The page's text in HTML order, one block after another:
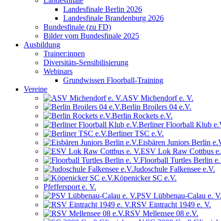
Landesfinale Berlin 2026
Landesfinale Brandenburg 2026
Bundesfinale (zu FD)
Bilder vom Bundesfinale 2025
Ausbildung
Trainer:innen
Diversitäts-Sensibilisierung
Webinars
Grundwissen Floorball-Training
Vereine
ASV Michendorf e. V.
Berlin Broilers 04 e.V.
Berlin Rockets e.V.
Berliner Floorball Klub
Berliner TSC e.V.
Eisbären Juniors Berlin
ESV Lok Raw Cottbus
Floorball Turtles Berlin
Judoschule Falkensee e.V.
Köpenicker SC e.V.
Pfeffersport e. V.
PSV Lübbenau-Calau e. V.
RSV Eintracht 1949 e. V.
RSV Mellensee 08 e.V.